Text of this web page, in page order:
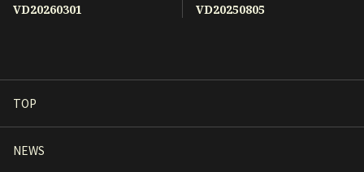
VD20260301 VD20250805
TOP
NEWS